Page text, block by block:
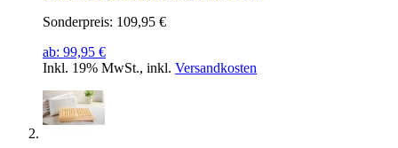
Sonderpreis: 109,95 €
ab: 99,95 €
Inkl. 19% MwSt., inkl. Versandkosten